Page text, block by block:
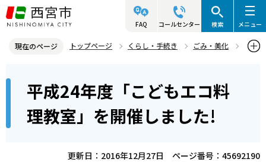
こ
の
ジ
頭
FAQ コールセンター 検索 メニュー
現在のページ トップページ くらし・手続き
ごみ・美化
平成24年度「こどもエコ料理教室」を開催しました!
平成24年度「こどもエコ料
理教室」を開催しました!
更新日：2016年12月27日
ページ番号：45692190